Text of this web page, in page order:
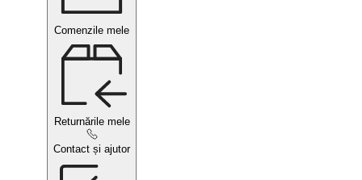
Comenzile mele
Returnările mele
Contact și ajutor